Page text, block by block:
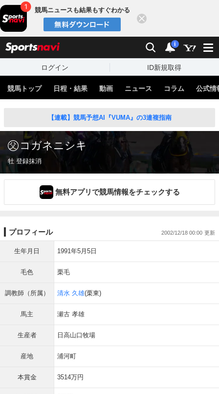
競馬ニュースも結果もすぐわかる
検索 通知
i
ログイン ID新規取得
競馬トップ 日程・結果 動画 ニュース コラム 公式情
【連載】競馬予想AI『VUMA』の3連複指南
コガネニシキ
牡 登録抹消
無料アプリで競馬情報をチェックする
プロフィール 2002/12/18 00:00
生年月日 1991年5月5日
毛色 栗毛
調教師（所属） 清水 久雄(栗東)
馬主 瀬古 孝雄
生産者 日高山口牧場
産地 浦河町
本賞金 3514万円